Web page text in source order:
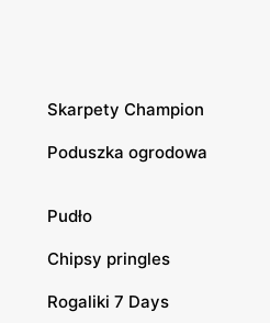
Skarpety Champion
Poduszka ogrodowa
Pudło
Chipsy pringles
Rogaliki 7 Days